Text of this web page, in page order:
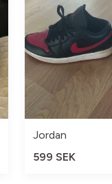
Jordan
599 SEK